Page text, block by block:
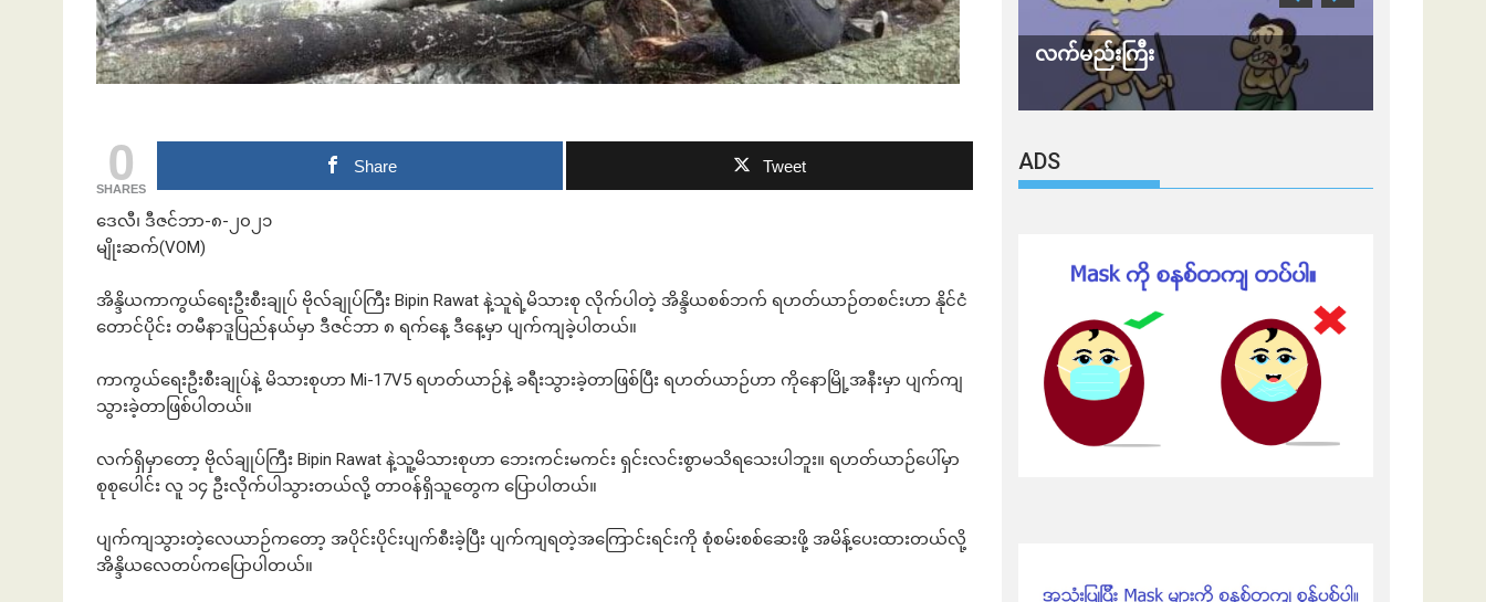
0
SHARES
Share Tweet
ဒေလီ၊ ဒီဇင်ဘာ-၈-၂၀၂၁
မျိုးဆက်(VOM)
အိန္ဒိယကာကွယ်ရေးဦးစီးချုပ် ဗိုလ်ချုပ်ကြီး Bipin Rawat နဲ့သူရဲ့မိသားစု လိုက်ပါတဲ့ အိန္ဒိယစစ်ဘက် ရဟတ်ယာဉ်တစင်းဟာ နိုင်ငံ
တောင်ပိုင်း တမီနာဒူပြည်နယ်မှာ ဒီဇင်ဘာ ၈ ရက်နေ့ ဒီနေ့မှာ ပျက်ကျခဲ့ပါတယ်။
ကာကွယ်ရေးဦးစီးချုပ်နဲ့ မိသားစုဟာ Mi-17V5 ရဟတ်ယာဉ်နဲ့ ခရီးသွားခဲ့တာဖြစ်ပြီး ရဟတ်ယာဉ်ဟာ ကိုနောမြို့အနီးမှာ ပျက်ကျ
သွားခဲ့တာဖြစ်ပါတယ်။
လက်ရှိမှာတော့ ဗိုလ်ချုပ်ကြီး Bipin Rawat နဲ့သူ့မိသားစုဟာ ဘေးကင်းမကင်း ရှင်းလင်းစွာမသိရသေးပါဘူး။ ရဟတ်ယာဉ်ပေါ်မှာ
စုစုပေါင်း လူ ၁၄ ဦးလိုက်ပါသွားတယ်လို့ တာ၀န်ရှိသူတွေက ပြောပါတယ်။
ပျက်ကျသွားတဲ့လေယာဉ်ကတော့ အပိုင်းပိုင်းပျက်စီးခဲ့ပြီး ပျက်ကျရတဲ့အကြောင်းရင်းကို စုံစမ်းစစ်ဆေးဖို့ အမိန့်ပေးထားတယ်လို့
အိန္ဒိယလေတပ်ကပြောပါတယ်။
ဘဏ်နဲ့အကြွေး ဘာလျှော့မလဲ လက်မည်းကြီး
ADS